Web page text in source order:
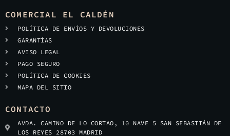
COMERCIAL EL CALDÉN
POLÍTICA DE ENVÍOS Y DEVOLUCIONES
GARANTÍAS
AVISO LEGAL
PAGO SEGURO
POLÍTICA DE COOKIES
MAPA DEL SITIO
CONTACTO
AVDA. CAMINO DE LO CORTAO, 10 NAVE 5 SAN SEBASTIÁN DE
LOS REYES 28703 MADRID